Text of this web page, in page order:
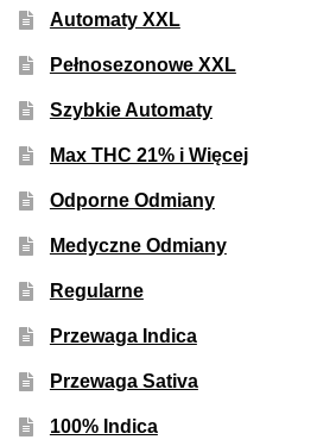
Automaty XXL
Pełnosezonowe XXL
Szybkie Automaty
Max THC 21% i Więcej
Odporne Odmiany
Medyczne Odmiany
Regularne
Przewaga Indica
Przewaga Sativa
100% Indica